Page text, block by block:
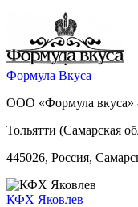
Формула Вкуса
ООО «Формула вкуса» -
Тольятти (Самарская
445026, Россия,
КФХ Яковлев